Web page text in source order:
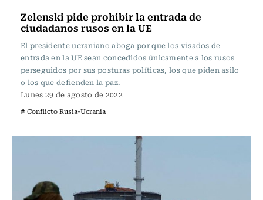
Zelenski pide prohibir la entrada de
ciudadanos rusos en la UE
El presidente ucraniano aboga por que los visados de
entrada en la UE sean concedidos únicamente a los rusos
perseguidos por sus posturas políticas, los que piden asilo
o los que defienden la paz.
Lunes 29 de agosto de 2022
# Conflicto Rusia-Ucrania